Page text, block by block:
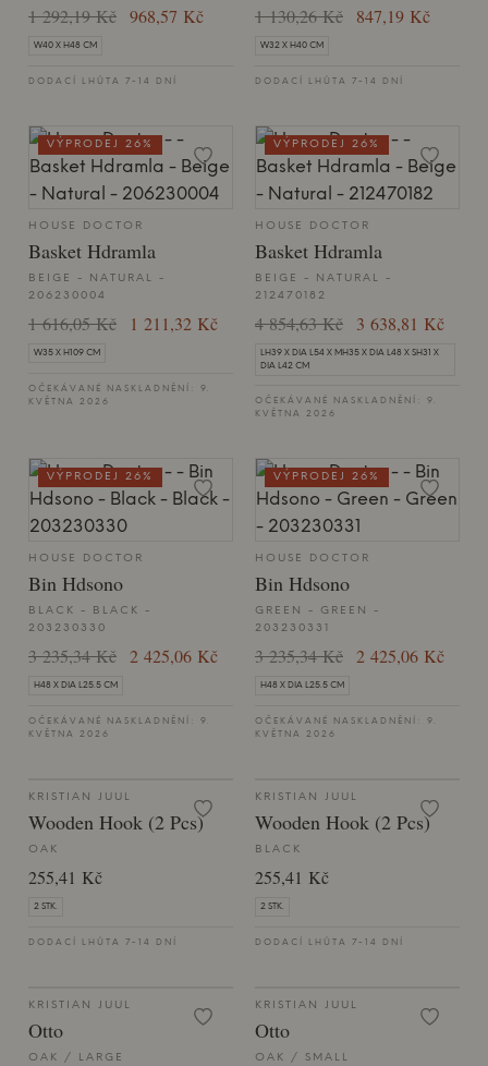
1 292,19 Kč 968,57 Kč
W40 X H48 CM
DODACÍ LHŮTA 7-14 DNÍ
1 130,26 Kč 847,19 Kč
W32 X H40 CM
DODACÍ LHŮTA 7-14 DNÍ
HOUSE DOCTOR
Basket Hdramla
BEIGE - NATURAL -
206230004
1 616,05 Kč 1 211,32 Kč
W35 X H109 CM
OČEKÁVANÉ NASKLADNĚNÍ: 9.
KVĚTNA 2026
VÝPRODEJ 26%
HOUSE DOCTOR
Basket Hdramla
BEIGE - NATURAL -
212470182
4 854,63 Kč 3 638,81 Kč
LH39 X DIA L54 X MH35 X DIA L48 X SH31 X
DIA L42 CM
OČEKÁVANÉ NASKLADNĚNÍ: 9.
KVĚTNA 2026
VÝPRODEJ 26%
HOUSE DOCTOR
Bin Hdsono
BLACK - BLACK -
203230330
3 235,34 Kč 2 425,06 Kč
H48 X DIA L25.5 CM
OČEKÁVANÉ NASKLADNĚNÍ: 9.
KVĚTNA 2026
VÝPRODEJ 26%
HOUSE DOCTOR
Bin Hdsono
GREEN - GREEN -
203230331
3 235,34 Kč 2 425,06 Kč
H48 X DIA L25.5 CM
OČEKÁVANÉ NASKLADNĚNÍ: 9.
KVĚTNA 2026
VÝPRODEJ 26%
KRISTIAN JUUL
Wooden Hook (2 Pcs)
OAK
255,41 Kč
2 STK.
DODACÍ LHŮTA 7-14 DNÍ
KRISTIAN JUUL
Wooden Hook (2 Pcs)
BLACK
255,41 Kč
2 STK.
DODACÍ LHŮTA 7-14 DNÍ
KRISTIAN JUUL
Otto
OAK / LARGE
KRISTIAN JUUL
Otto
OAK / SMALL